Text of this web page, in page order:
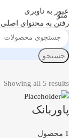
عبور به ناوبری
رفتن به محتوای اصلی
منو
جستجو
Showing all 5 results
پاوربانک
1 محصول